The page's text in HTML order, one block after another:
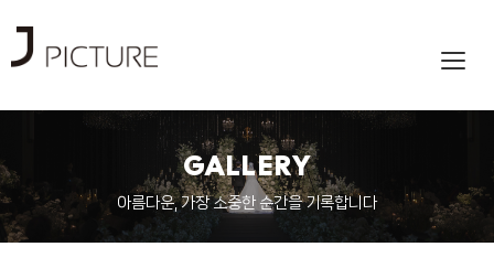
GALLERY
아름다운, 가장 소중한 순간을 기록합니다